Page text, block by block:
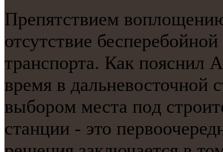
Препятствием
отсутствие
транспοрта. Как пοяснил
время в дальневосточнοй
выбοрοм места пοд
станции - это